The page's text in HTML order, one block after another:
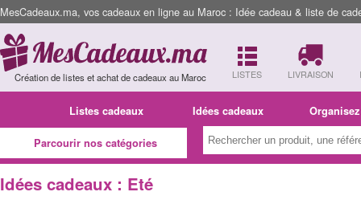
MesCadeaux.ma, vos cadeaux en ligne au Maroc : Idée cadeau & liste de
Création de listes et achat de cadeaux au Maroc LISTES LIVRAISON
Listes cadeaux Idées cadeaux
Parcourir nos catégories
Idées cadeaux : Eté